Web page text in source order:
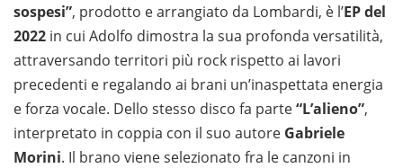
sospesi”, prodotto e arrangiato da Lombardi, è l’EP del
2022 in cui Adolfo dimostra la sua profonda versatilità,
attraversando territori più rock rispetto ai lavori
precedenti e regalando ai brani un’inaspettata energia
e forza vocale. Dello stesso disco fa parte“L’alieno”,
interpretato in coppia con il suo autore Gabriele
Morini. Il brano viene selezionato fra le canzoni in